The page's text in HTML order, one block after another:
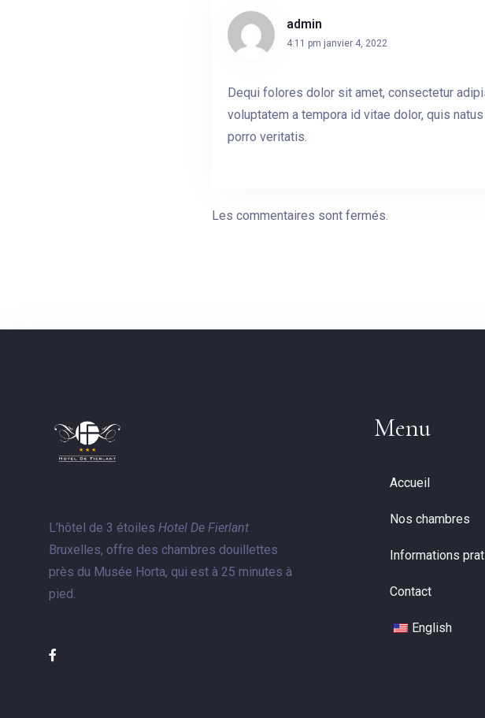
admin
4:11 pm janvier 4, 2022
Dequi folores dolor sit amet, consectetur
voluptatem a tempora id vitae dolor, quis
porro veritatis.
Les commentaires sont fermés.
L’hôtel de 3 étoiles Hotel De Fierlant
Bruxelles, offre des chambres douillettes
près du Musée Horta, qui est à 25 minutes à
pied.
Menu
Accueil
Nos chambres
Informations
Contact
English